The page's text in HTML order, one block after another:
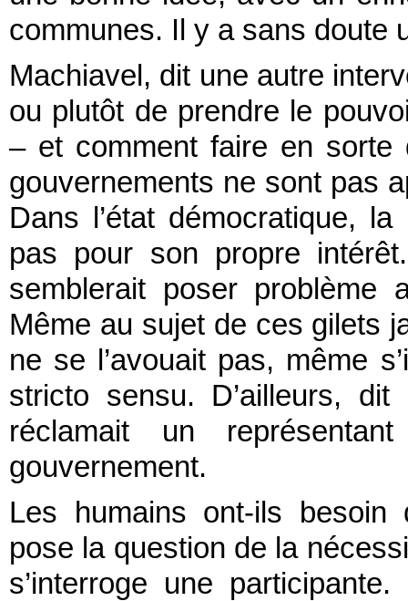
communes. Il y a sans doute
Machiavel, dit une autre
ou plutôt de prendre le
– et comment faire en sorte
gouvernements ne sont pas
Dans l’état démocratique,
pas pour son propre
semblerait poser problème
Même au sujet de ces gilets
ne se l’avouait pas, même
stricto sensu. D’ailleurs,
réclamait un
gouvernement.
Les humains ont-ils besoin
pose la question de la
s’interroge une